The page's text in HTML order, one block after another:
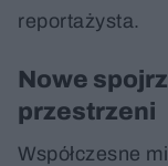
reportażysta.
Nowe
przestrzeni
Współczesne